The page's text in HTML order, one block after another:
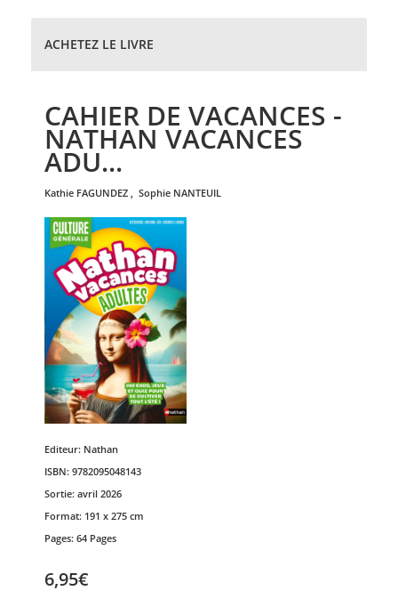
ACHETEZ LE LIVRE
CAHIER DE VACANCES -
NATHAN VACANCES
ADU...
kathie FAGUNDEZ , sophie NANTEUIL
Editeur: Nathan
ISBN: 9782095048143
Sortie: avril 2026
Format: 191 x 275 cm
Pages: 64 Pages
6,95€